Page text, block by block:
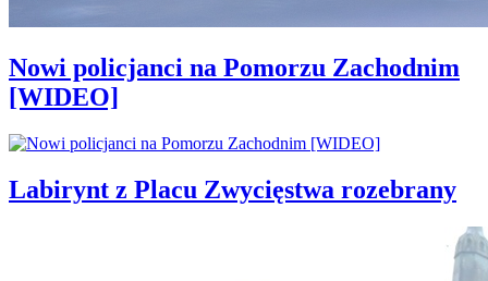
Nowi policjanci na Pomorzu Zachodnim
[WIDEO]
Labirynt z Placu Zwycięstwa rozebrany